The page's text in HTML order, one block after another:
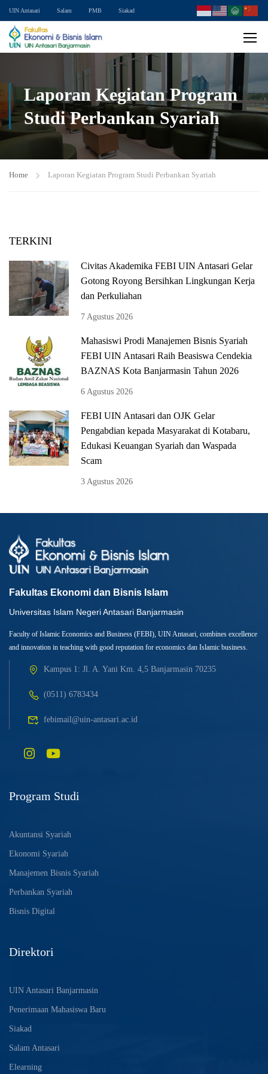
UIN Antasari Salam PMB Siakad
Laporan Kegiatan Program
Studi Perbankan Syariah
Home Laporan Kegiatan Program Studi Perbankan Syariah
TERKINI
Civitas Akademika FEBI UIN Antasari Gelar
Gotong Royong Bersihkan Lingkungan Kerja
dan Perkuliahan
7 Agustus 2026
Mahasiswi Prodi Manajemen Bisnis Syariah
FEBI UIN Antasari Raih Beasiswa Cendekia
BAZNAS Kota Banjarmasin Tahun 2026
6 Agustus 2026
FEBI UIN Antasari dan OJK Gelar
Pengabdian kepada Masyarakat di Kotabaru,
Edukasi Keuangan Syariah dan Waspada
Scam
3 Agustus 2026
Fakultas Ekonomi dan Bisnis Islam
Universitas Islam Negeri Antasari Banjarmasin
Faculty of Islamic Economics and Business (FEBI), UIN Antasari, combines excellence
and innovation in teaching with good reputation for economics dan Islamic business.
Kampus 1: Jl. A. Yani Km. 4,5 Banjarmasin 70235
(0511) 6783434
febimail@uin-antasari.ac.id
Program Studi
Akuntansi Syariah
Ekonomi Syariah
Manajemen Bisnis Syariah
Perbankan Syariah
Bisnis Digital
Direktori
UIN Antasari Banjarmasin
Penerimaan Mahasiswa Baru
Siakad
Salam Antasari
Elearning